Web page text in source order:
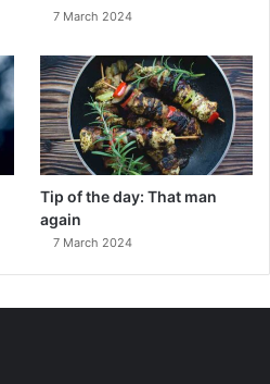
7 March 2024
Tip of the day: That man
again
7 March 2024